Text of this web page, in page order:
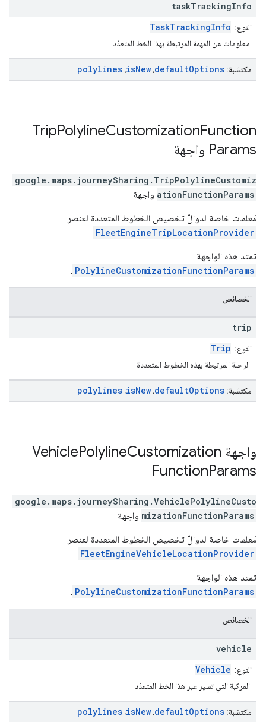
taskTrackingInfo
النوع: TaskTrackingInfo
معلومات عن المهمة المرتبطة بهذا الخط المتعدّد
مكتسَبة: defaultOptions ، isNew ، polylines
TripPolylineCustomizationFunction
Params واجهة
google.maps.journeySharing . TripPolylineCustomiz
ationFunctionParams واجهة
مَعلمات خاصة لدوالّ تخصيص الخطوط المتعددة لعنصر
FleetEngineTripLocationProvider
تمتد هذه الواجهة
PolylineCustomizationFunctionParams
.
الخصائص
trip
النوع: Trip
الرحلة المرتبطة بهذه الخطوط المتعددة
مكتسَبة: defaultOptions ، isNew ، polylines
واجهة VehiclePolylineCustomization
FunctionParams
google.maps.journeySharing .VehiclePolylineCusto
mizationFunctionParams واجهة
مَعلمات خاصة لدوالّ تخصيص الخطوط المتعددة لعنصر
FleetEngineVehicleLocationProvider
تمتد هذه الواجهة
PolylineCustomizationFunctionParams
.
الخصائص
vehicle
النوع: Vehicle
المركبة التي تسير عبر هذا الخط المتعدّد
مكتسَبة: defaultOptions ، isNew ، polylines